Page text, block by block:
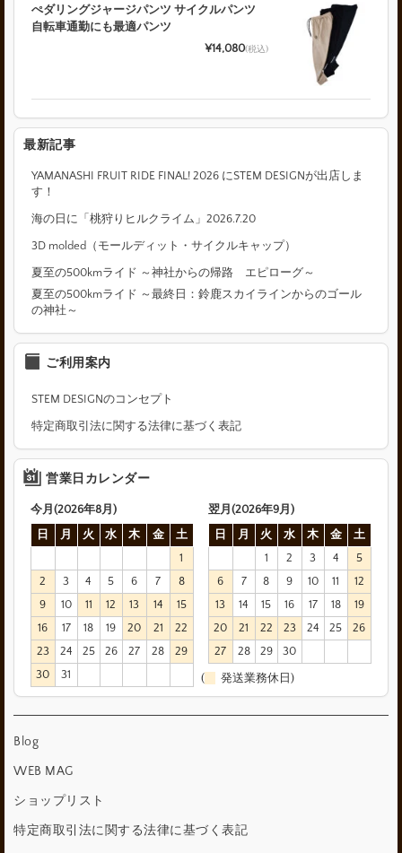
ぺダリングジャージパンツ サイクルパンツ
自転車通勤にも最適パンツ
¥14,080(税込)
最新記事
YAMANASHI FRUIT RIDE FINAL! 2026 にSTEM DESIGNが出店しま
す！
海の日に「桃狩りヒルクライム」2026.7.20
3D molded（モールディット・サイクルキャップ）
夏至の500kmライド ～神社からの帰路 エピローグ～
夏至の500kmライド ～最終日：鈴鹿スカイラインからのゴール
の神社～
ご利用案内
STEM DESIGNのコンセプト
特定商取引法に関する法律に基づく表記
営業日カレンダー
今月(2026年8月)
日
月 火 水 木 金
土
1
2
3 4 5 6 7
8
9
10 11 12 13 14
15
16
17 18 19 20 21
22
23
24 25 26 27 28
29
30
31
翌月(2026年9月)
日
月 火 水 木 金
土
1
2 3 4
5
6
7 8 9 10 11
12
13
14 15 16 17 18
19
20
21 22 23 24 25
26
27
28 29 30
( 発送業務休日)
Blog
WEB MAG
ショップリスト
特定商取引法に関する法律に基づく表記